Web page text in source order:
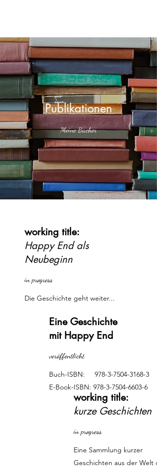
Publikationen
Meine Bücher
working title:
Happy End als
Neubeginn
in progress
Die Geschichte geht weiter...
Eine Geschichte
mit Happy End
veröffentlicht
Buch-ISBN: 978-3-7504-3168-3
E-Book-ISBN: 978-3-7504-6603-6
working title:
kurze Geschichten
in progress
Eine Sammlung kurzer
Geschichten aus der Welt